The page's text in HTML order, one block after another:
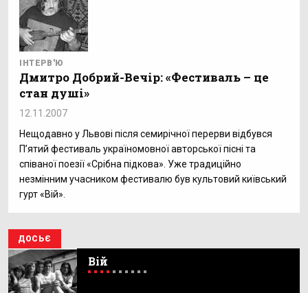
ІНТЕРВ'Ю
Дмитро Добрий-Вечір: «Фестиваль – це
стан душі»
12.11.2007
Нещодавно у Львові після семирічної перерви відбувся
П’ятий фестиваль україномовної авторської пісні та
співаної поезії «Срібна підкова». Уже традиційно
незмінним учасником фестивалю був культовий київський
гурт «Вій».
ДОСЬЄ
Вій